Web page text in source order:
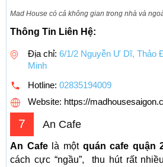
Mad House có cả không gian trong nhà và
Thông Tin Liên Hệ:
Địa chỉ: 6/1/2 Nguyễn Ư Dĩ, Thảo
Minh
Hotline: 02835194009
Website: https://
7 An Cafe
An Cafelà một quán cafe quận
cách cực “ngầu”, thu hút rất